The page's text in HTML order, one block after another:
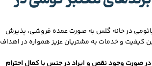
در خانه گلس به صورت عمده فروشی، پذیرش
کیفیت و خدمات به مشتریان عزیز همواره در اهداف
در صورت وجود نقص و ایراد در جنس با کمال احترام